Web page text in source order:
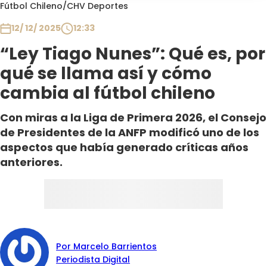
Fútbol Chileno/CHV Deportes
12/ 12/ 2025
12:33
“Ley Tiago Nunes”: Qué es, por
qué se llama así y cómo
cambia al fútbol chileno
Con miras a la Liga de Primera 2026, el Consejo
de Presidentes de la ANFP modificó uno de los
aspectos que había generado críticas años
anteriores.
Por Marcelo Barrientos
Periodista Digital
Programas
Club De La Comedia
Contigo en Directo
Plan Perfecto
El Tiempo
Sabingo
Todos Los Programas